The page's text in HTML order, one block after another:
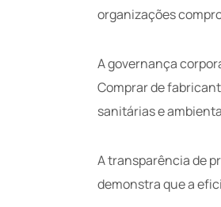
organizações
A governança
Comprar de
sanitárias e
A transparência de
demonstra que a